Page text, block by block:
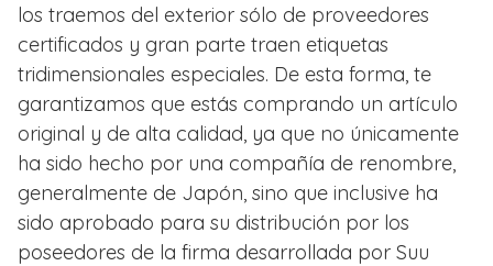
los traemos del exterior sólo de proveedores
certificados y gran parte traen etiquetas
tridimensionales especiales. De esta forma, te
garantizamos que estás comprando un artículo
original y de alta calidad, ya que no únicamente
ha sido hecho por una compañía de renombre,
generalmente de Japón, sino que inclusive ha
sido aprobado para su distribución por los
poseedores de la firma desarrollada por Suu